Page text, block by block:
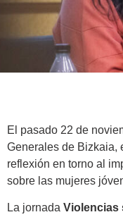
El pasado 22 de
Generales de Bizkaia,
reflexión en torno al
sobre las mujeres
La jornada Violencias